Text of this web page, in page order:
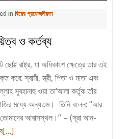
in বিয়ের প্রয়োজনীয়তা
ও কর্তব্য
রাষ্ট্র, যা অধিকাংশ ক্ষেত্রে তার এই
স্বামী, স্ত্রী, পিতা ও মাতা এবং
সুবহানাহু ওয়া তা‘আলা কর্তৃক তাঁর
মধ্যে অন্যতম। তিনি বলেন: “আর
আবাসস্থল।” – (সূরা আন-
Read
[…]